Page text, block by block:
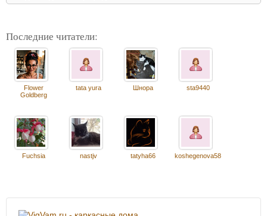
Последние читатели:
Flower
Goldberg
tata yura Шнора sta9440
Fuchsia nastjv tatyha66 koshegenova58